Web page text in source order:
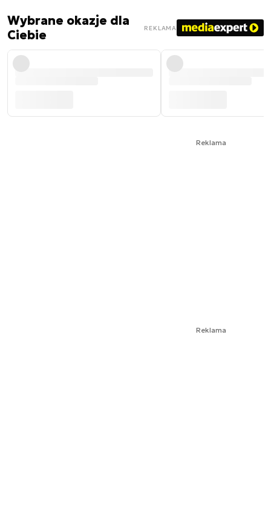
Wybrane okazje dla
Ciebie
REKLAMA
Reklama
Reklama